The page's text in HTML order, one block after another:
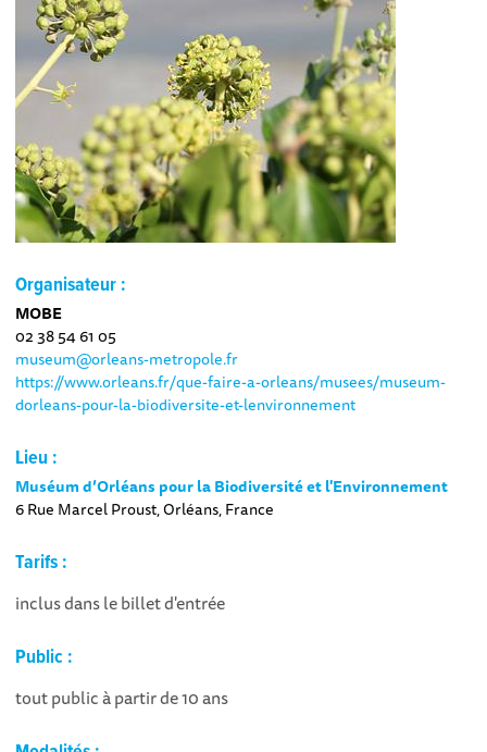
Organisateur :
MOBE
02 38 54 61 05
museum@orleans-metropole.fr
https://www.orleans.fr/que-faire-a-orleans/musees/museum-
dorleans-pour-la-biodiversite-et-lenvironnement
Lieu :
Muséum d’Orléans pour la Biodiversité et l'Environnement
6 Rue Marcel Proust, Orléans, France
Tarifs :
inclus dans le billet d'entrée
Public :
tout public à partir de 10 ans